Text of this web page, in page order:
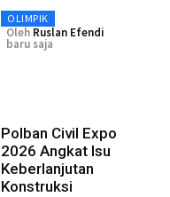
OLIMPIK
Oleh Ruslan Efendi
baru saja
Polban Civil Expo
2026 Angkat Isu
Keberlanjutan
Konstruksi